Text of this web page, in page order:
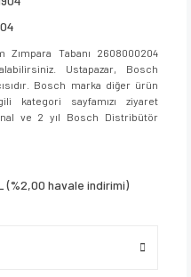
Tabanı 2608000204
Ustapazar, Bosch
Bosch marka diğer ürün
kategori sayfamızı ziyaret
ve 2 yıl Bosch Distribütör
(%2,00 havale indirimi)